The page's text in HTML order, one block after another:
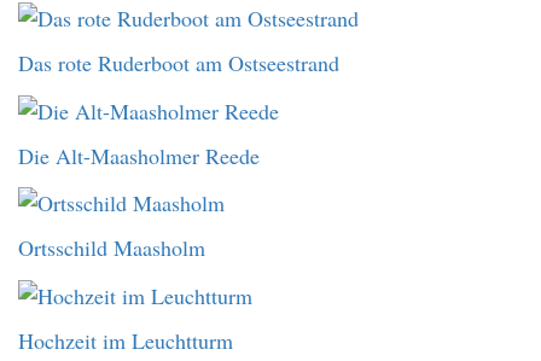
Das rote Ruderboot am Ostseestrand
Die Alt-Maasholmer Reede
Ortsschild Maasholm
Hochzeit im Leuchtturm